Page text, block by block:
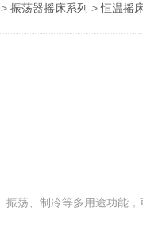
振荡器摇床系列 >恒温摇
荡、制冷等多用途功能，